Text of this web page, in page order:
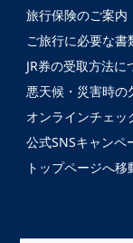
旅行保険のご案内
ご旅行に必要な書
JR券の受取方法に
悪天候・災害時の
オンラインチェッ
公式SNSキャンペ
トップページへ